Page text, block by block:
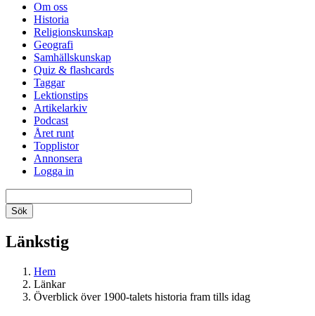
Om oss
Historia
Religionskunskap
Geografi
Samhällskunskap
Quiz & flashcards
Taggar
Lektionstips
Artikelarkiv
Podcast
Året runt
Topplistor
Annonsera
Logga in
Länkstig
Hem
Länkar
Överblick över 1900-talets historia fram tills idag